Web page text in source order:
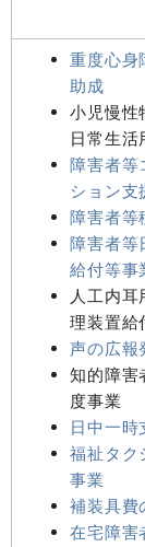
重度心身
助成
小児慢性
日常生活
障害者等
ション支
障害者等
障害者等
給付等事
人工内耳
理装置給
声の広報
知的障害
度事業
日中一時
福祉タク
事業
補装具費
在宅障害